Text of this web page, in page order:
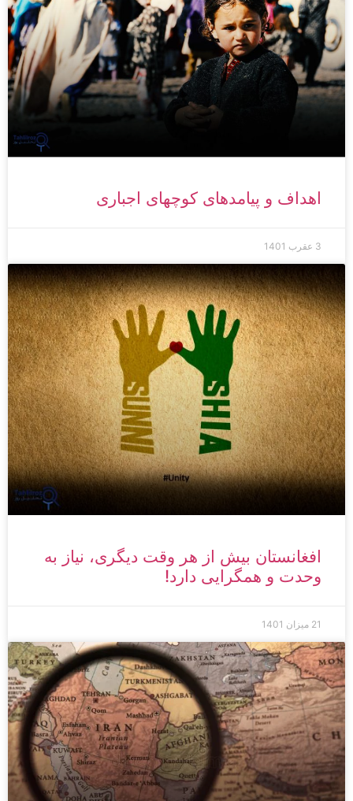
اهداف و پیامدهای کوچ­های اجباری
3 عقرب 1401
افغانستان بیش از هر وقت دیگری، نیاز به
وحدت و همگرایی دارد!
21 میزان 1401